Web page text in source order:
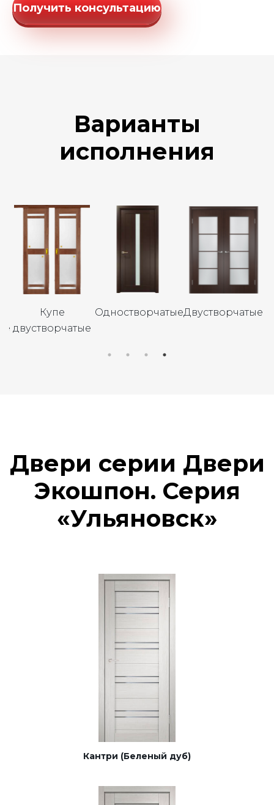
Получить консультацию
Варианты
исполнения
Купе
двустворчатые
ОдностворчатыеДвустворчатые
Двери серии Двери
Экошпон. Серия
«Ульяновск»
Кантри (Беленый дуб)